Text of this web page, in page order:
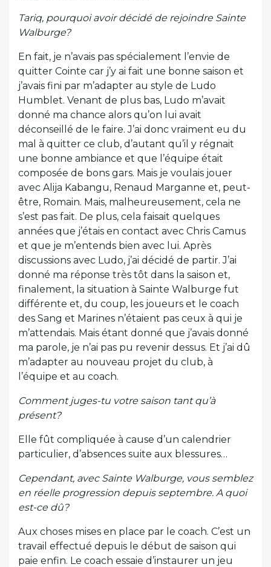
Tariq, pourquoi avoir décidé de rejoindre Sainte
Walburge?
En fait, je n’avais pas spécialement l’envie de
quitter Cointe car j’y ai fait une bonne saison et
j’avais fini par m’adapter au style de Ludo
Humblet. Venant de plus bas, Ludo m’avait
donné ma chance alors qu’on lui avait
déconseillé de le faire. J’ai donc vraiment eu du
mal à quitter ce club, d’autant qu’il y régnait
une bonne ambiance et que l’équipe était
composée de bons gars. Mais je voulais jouer
avec Alija Kabangu, Renaud Marganne et, peut-
être, Romain. Mais, malheureusement, cela ne
s’est pas fait. De plus, cela faisait quelques
années que j’étais en contact avec Chris Camus
et que je m’entends bien avec lui. Après
discussions avec Ludo, j’ai décidé de partir. J’ai
donné ma réponse très tôt dans la saison et,
finalement, la situation à Sainte Walburge fut
différente et, du coup, les joueurs et le coach
des Sang et Marines n’étaient pas ceux à qui je
m’attendais. Mais étant donné que j’avais donné
ma parole, je n’ai pas pu revenir dessus. Et j’ai dû
m’adapter au nouveau projet du club, à
l’équipe et au coach.
Comment juges-tu votre saison tant qu’à
présent?
Elle fût compliquée à cause d’un calendrier
particulier, d’absences suite aux blessures…
Cependant, avec Sainte Walburge, vous semblez
en réelle progression depuis septembre. A quoi
est-ce dû?
Aux choses mises en place par le coach. C’est un
travail effectué depuis le début de saison qui
paie enfin. Le coach essaie d’instaurer un jeu